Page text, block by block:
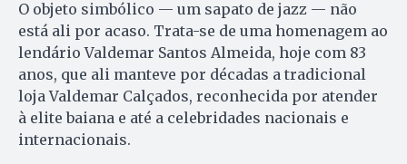
O objeto simbólico — um sapato de jazz — não
está ali por acaso. Trata-se de uma homenagem ao
lendário Valdemar Santos Almeida, hoje com 83
anos, que ali manteve por décadas a tradicional
loja Valdemar Calçados, reconhecida por atender
à elite baiana e até a celebridades nacionais e
internacionais.